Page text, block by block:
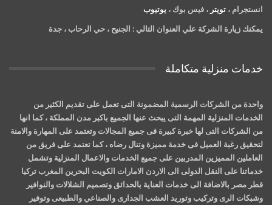
انستجرام ، تويتر ، فيس بوك ، يوتيوب
يمكنك زيارة الشركة علي العنوان التالي : الجنيح ، حي الرحاب ، جدة
خدمات منزلية متكاملة
واحدة من الشركات الرسمية المضمونة التى تعمل على تقديم الكثير من
الخدمات المنزلية المهمة التى يبحث عنها الجميع باكبر مدن المملكة ، كما انها
من الشركات التى لها خبرة كبيرة فى جميع المجالات وتعتمد على المهارة والامنة
لتحقيق رغبة العميل فى خدمة مميزة وتنال رضاه ، كما تعتمد على فريق من
العاملين المميزين المدربين على جميع الخدمات والاعمال المنزلية وتشمل
خدماتنا على النقل الدولى الى الاردن الامارات الكويت البحرين المغرب تركيا
قطر مصر بالاضافة الى خدمات العناية بالحدائق وتصميم الشلالات والنوافير
وشبكات الرى وتركيب وتوريد العشب الجدارى والصناعي والطبيعى وتوفير